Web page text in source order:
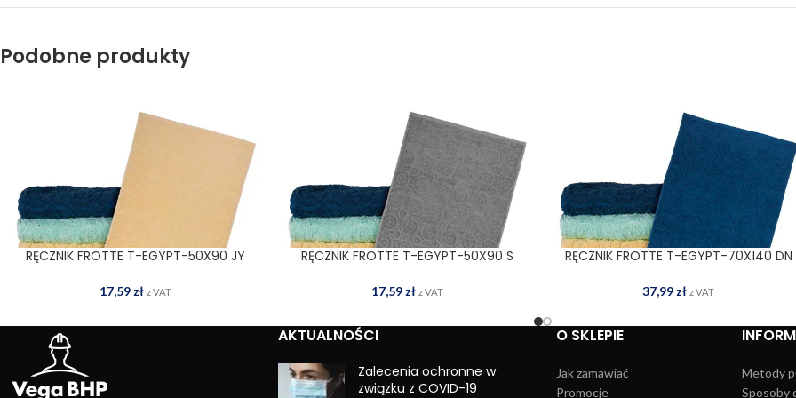
Podobne produkty
DODAJ DO KOSZYKA
RĘCZNIK FROTTE T-EGYPT-50X90 JY
17,59 zł z VAT
DODAJ DO KOSZYKA
RĘCZNIK FROTTE T-EGYPT-50X90 S
17,59 zł z VAT
DODAJ DO KOSZYKA
RĘCZNIK FROTTE T-EGYPT-70X140 DN
37,99 zł z VAT
AKTUALNOŚCI
Zalecenia ochronne w
związku z COVID-19
O SKLEPIE
Jak zamawiać
Promocje
Metody
Sposoby